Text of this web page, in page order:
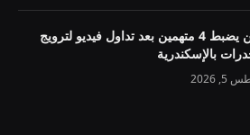
الأمن يضبط 4 متهمين بعد تداول فيديو لترويج
بالإسكندرية
2026